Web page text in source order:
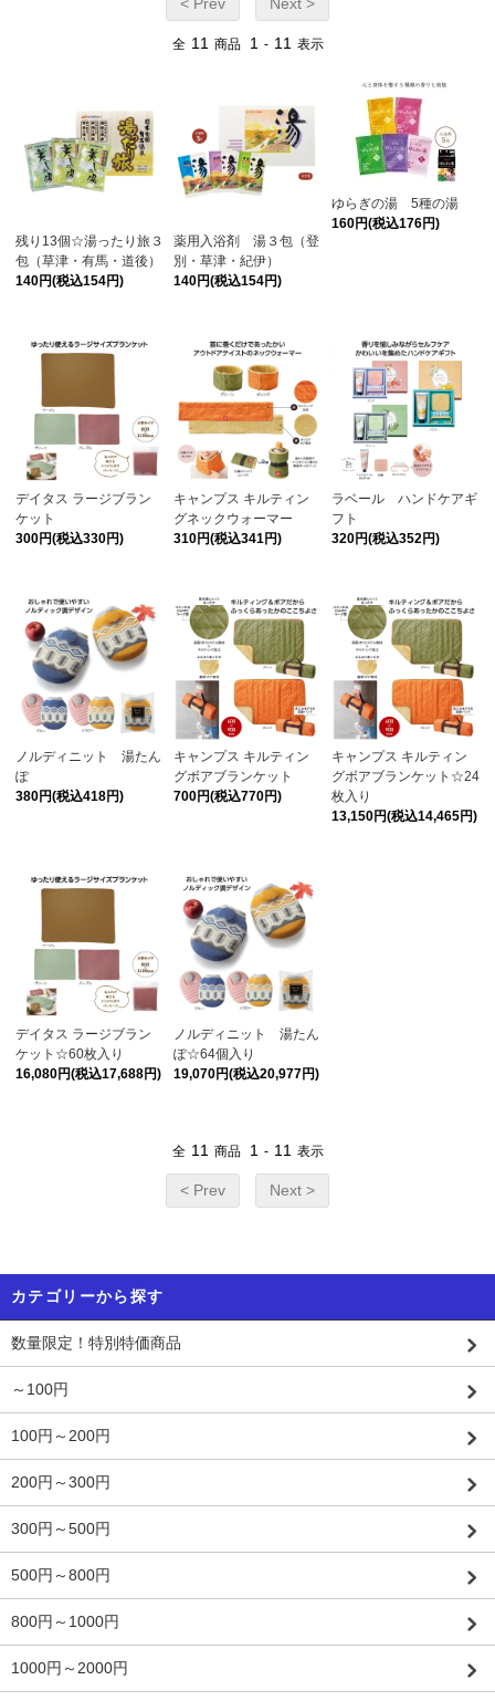
全 11 商品 1 - 11 表示
残り13個☆湯ったり旅３
包（草津・有馬・道後）
140円(税込154円)
薬用入浴剤 湯３包（登
別・草津・紀伊）
140円(税込154円)
ゆらぎの湯 5種の湯
160円(税込176円)
デイタス ラージブラン
ケット
300円(税込330円)
キャンプス キルティン
グネックウォーマー
310円(税込341円)
ラベール ハンドケアギ
フト
320円(税込352円)
ノルディニット 湯たん
ぽ
380円(税込418円)
キャンプス キルティン
グボアブランケット
700円(税込770円)
キャンプス キルティン
グボアブランケット☆24
枚入り
13,150円(税込14,465円)
デイタス ラージブラン
ケット☆60枚入り
16,080円(税込17,688円)
ノルディニット 湯たん
ぽ☆64個入り
19,070円(税込20,977円)
全 11 商品 1 - 11 表示
< Prev Next >
カテゴリーから探す
数量限定！特別特価商品
～100円
100円～200円
200円～300円
300円～500円
500円～800円
800円～1000円
1000円～2000円